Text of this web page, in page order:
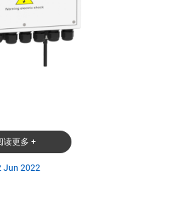
读更多 +
Jun 2022